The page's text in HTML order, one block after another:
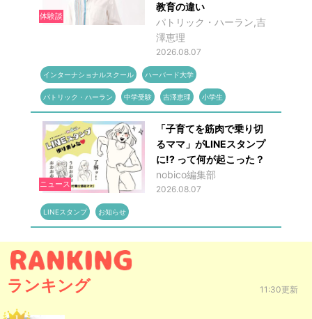
体験談
教育の違い
パトリック・ハーラン,吉
澤恵理
2026.08.07
インターナショナルスクール ハーバード大学
パトリック・ハーラン 中学受験 吉澤恵理 小学生
ニュース
「子育てを筋肉で乗り切
るママ」がLINEスタンプ
に!? って何が起こった？
nobico編集部
2026.08.07
LINEスタンプ お知らせ
ランキング 11:30更新